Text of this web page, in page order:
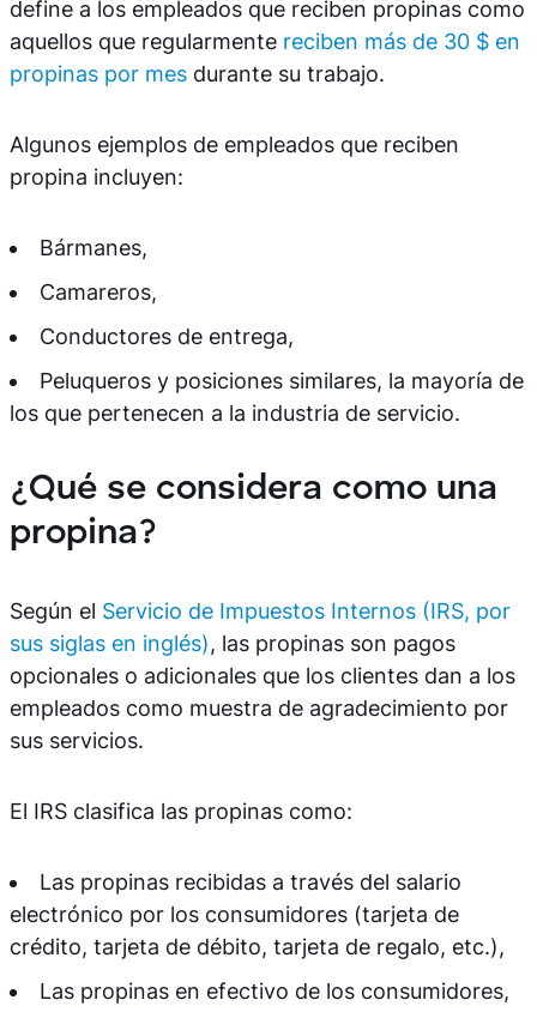
define a los empleados que reciben propinas como
aquellos que regularmente reciben más de 30 $ en
propinas por mes durante su trabajo.
Algunos ejemplos de empleados que reciben
propina incluyen:
Bármanes,
Camareros,
Conductores de entrega,
Peluqueros y posiciones similares, la mayoría de
los que pertenecen a la industria de servicio.
¿Qué se considera como una
propina?
Según el Servicio de Impuestos Internos (IRS, por
sus siglas en inglés), las propinas son pagos
opcionales o adicionales que los clientes dan a los
empleados como muestra de agradecimiento por
sus servicios.
El IRS clasifica las propinas como:
Las propinas recibidas a través del salario
electrónico por los consumidores (tarjeta de
crédito, tarjeta de débito, tarjeta de regalo, etc.),
Las propinas en efectivo de los consumidores,